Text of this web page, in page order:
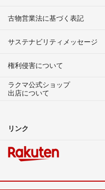
古物営業法に基づく表記
サステナビリティメッセージ
権利侵害について
ラクマ公式ショップ
出店について
リンク